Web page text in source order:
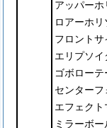
アッパー
ロアーホ
フロント
エリプソ
ゴボロー
センター
エフェクト
ミラーボー